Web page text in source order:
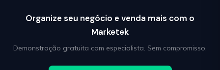
Organize seu negócio e venda mais com o
Marketek
Demonstração gratuita com especialista. Sem compromisso.